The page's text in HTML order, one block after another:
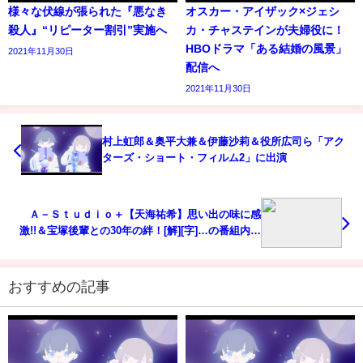
様々な伏線が張られた『悪なき
殺人』“リピーター割引”実施へ
2021年11月30日
オスカー・アイザック×ジェシ
カ・チャステインが夫婦役に！
HBOドラマ「ある結婚の風景」
配信へ
2021年11月30日
村上虹郎＆奥平大兼＆伊藤沙莉＆役所広司ら「アク
ターズ・ショート・フィルム2」に出演
Ａ－Ｓｔｕｄｉｏ＋【天海祐希】思い出の味に感
激!!＆宝塚後輩との30年の絆！[解][字]…の番組内容
おすすめの記事